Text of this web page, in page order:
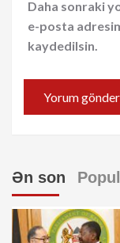
Daha sonraki
e-posta
kaydedilsin.
Ən son